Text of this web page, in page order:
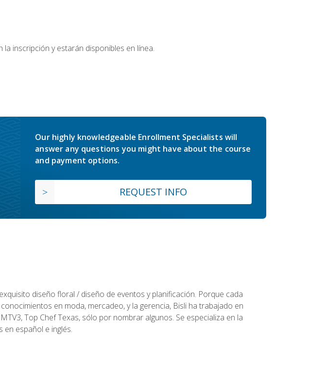
inscripción y estarán disponibles en línea.
Our highly knowledgeable Enrollment Specialists will
answer any questions you might have about the course
and payment options.
REQUEST INFO
diseño floral / diseño de eventos y planificación. Porque cada
en moda, mercadeo, y la gerencia, Bisli ha trabajado en
Top Chef Texas, sólo por nombrar algunos. Se especializa en la
español e inglés.